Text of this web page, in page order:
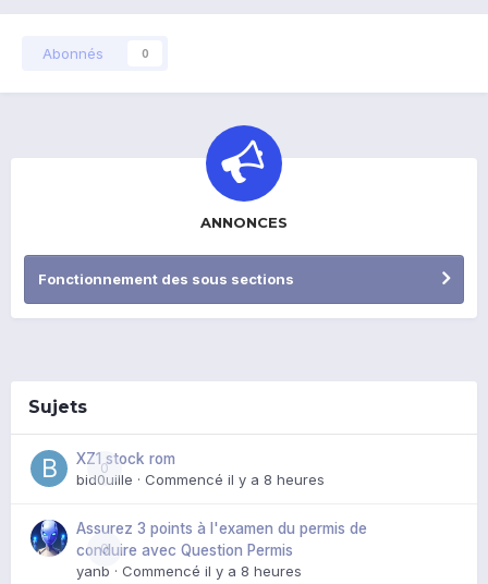
Abonnés 0
ANNONCES
Fonctionnement des sous sections
Sujets
0
XZ1 stock rom
bid0uille · Commencé il y a 8 heures
0
Assurez 3 points à l'examen du permis de
conduire avec Question Permis
yanb · Commencé il y a 8 heures